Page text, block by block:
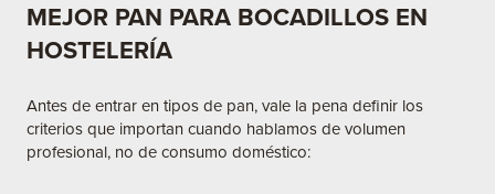
MEJOR PAN PARA BOCADILLOS EN
HOSTELERÍA
Antes de entrar en tipos de pan, vale la pena definir los
criterios que importan cuando hablamos de volumen
profesional, no de consumo doméstico: